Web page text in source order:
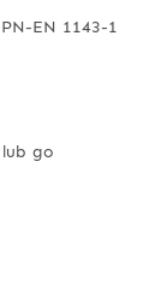
EN 1143-1
go